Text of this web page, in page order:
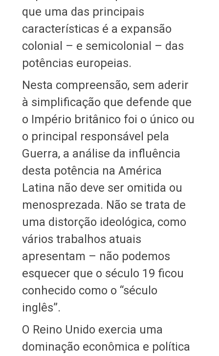
que uma das principais
características é a expansão
colonial – e semicolonial – das
potências europeias.
Nesta compreensão, sem aderir
à simplificação que defende que
o Império britânico foi o único ou
o principal responsável pela
Guerra, a análise da influência
desta potência na América
Latina não deve ser omitida ou
menosprezada. Não se trata de
uma distorção ideológica, como
vários trabalhos atuais
apresentam – não podemos
esquecer que o século 19 ficou
conhecido como o “século
inglês”.
O Reino Unido exercia uma
dominação econômica e política